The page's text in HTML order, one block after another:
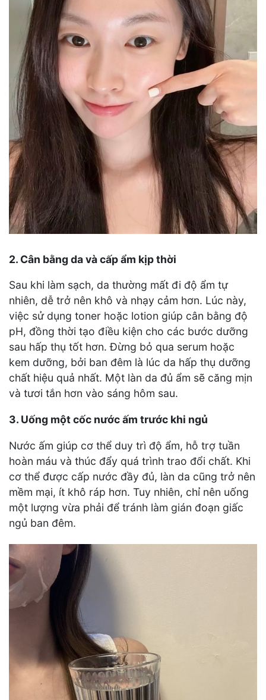
2. Cân bằng da và cấp ẩm kịp thời
Sau khi làm sạch, da thường mất đi độ ẩm tự
nhiên, dễ trở nên khô và nhạy cảm hơn. Lúc này,
việc sử dụng toner hoặc lotion giúp cân bằng độ
pH, đồng thời tạo điều kiện cho các bước dưỡng
sau hấp thụ tốt hơn. Đừng bỏ qua serum hoặc
kem dưỡng, bởi ban đêm là lúc da hấp thụ dưỡng
chất hiệu quả nhất. Một làn da đủ ẩm sẽ căng mịn
và tươi tắn hơn vào sáng hôm sau.
3. Uống một cốc nước ấm trước khi ngủ
Nước ấm giúp cơ thể duy trì độ ẩm, hỗ trợ tuần
hoàn máu và thúc đẩy quá trình trao đổi chất. Khi
cơ thể được cấp nước đầy đủ, làn da cũng trở nên
mềm mại, ít khô ráp hơn. Tuy nhiên, chỉ nên uống
một lượng vừa phải để tránh làm gián đoạn giấc
ngủ ban đêm.